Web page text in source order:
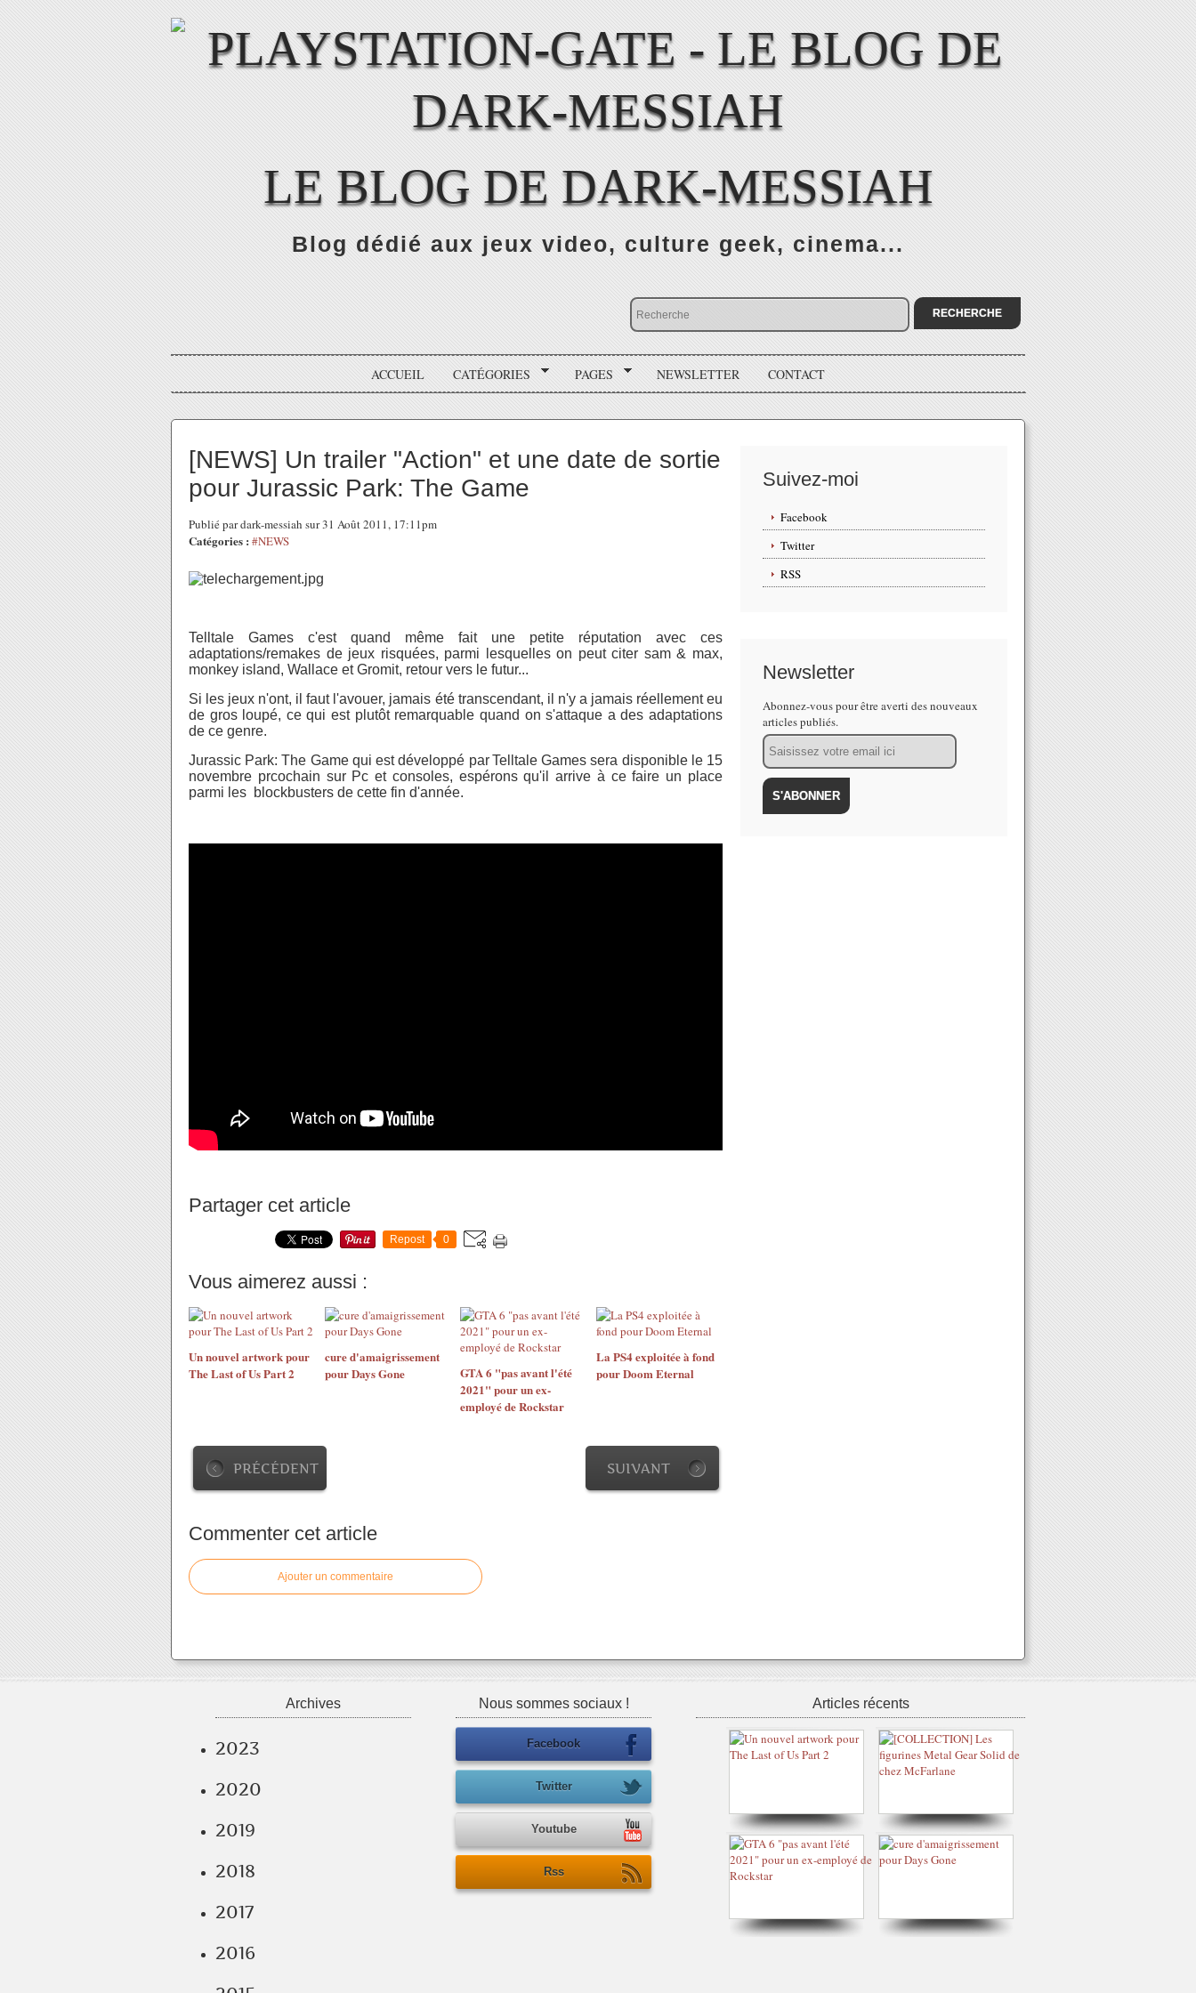
LE BLOG DE DARK-MESSIAH
Blog dédié aux jeux video, culture geek, cinema...
ACCUEIL CATÉGORIES PAGES NEWSLETTER CONTACT
[NEWS] Un trailer "Action" et une date de sortie
pour Jurassic Park: The Game
Publié par dark-messiah sur 31 Août 2011, 17:11pm
Catégories : #NEWS
Telltale Games c'est quand même fait une petite réputation avec ces
adaptations/remakes de jeux risquées, parmi lesquelles on peut citer sam & max,
monkey island, Wallace et Gromit, retour vers le futur...
Si les jeux n'ont, il faut l'avouer, jamais été transcendant, il n'y a jamais réellement eu
de gros loupé, ce qui est plutôt remarquable quand on s'attaque a des adaptations
de ce genre.
Jurassic Park: The Game qui est développé parTelltale Games sera disponible le 15
novembre prcochain sur Pc et consoles, espérons qu'il arrive à ce faire un place
parmi les blockbusters de cette fin d'année.
Partager cet article
Repost 0
Vous aimerez aussi :
Un nouvel artwork pour
The Last of Us Part 2
cure d'amaigrissement
pour Days Gone
GTA 6 "pas avant l'été
2021" pour un ex-
employé de Rockstar
La PS4 exploitée à fond
pour Doom Eternal
PRÉCÉDENT SUIVANT
Commenter cet article
Ajouter un commentaire
Suivez-moi
Facebook
Twitter
RSS
Newsletter
Abonnez-vous pour être averti des nouveaux
articles publiés.
Email
Archives
2023
2020
2019
2018
2017
2016
Nous sommes sociaux !
Facebook
Twitter
Youtube
Rss
Articles récents